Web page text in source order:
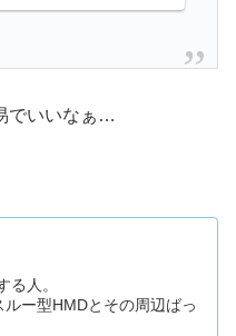
でいいなぁ…
る人。
ー型HMDとその周辺ばっ